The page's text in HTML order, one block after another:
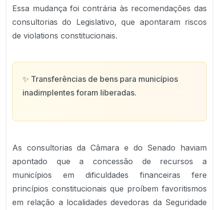
Essa mudança foi contrária às recomendações das
consultorias do Legislativo, que apontaram riscos
de violations constitucionais.
✨ Transferências de bens para municípios
inadimplentes foram liberadas.
As consultorias da Câmara e do Senado haviam
apontado que a concessão de recursos a
municípios em dificuldades financeiras fere
princípios constitucionais que proíbem favoritismos
em relação a localidades devedoras da Seguridade